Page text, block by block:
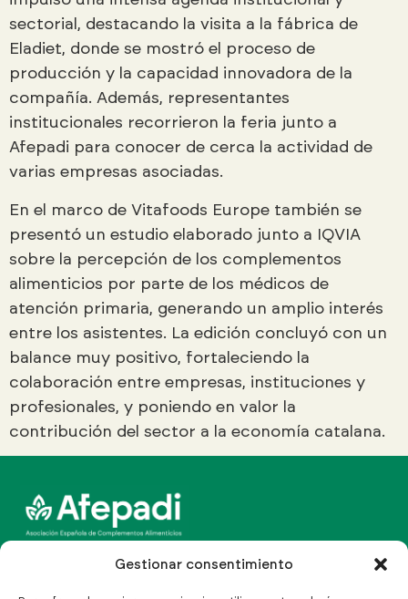
Gestionar consentimiento
sectorial, destacando la visita a la fábrica de
Eladiet, donde se mostró el proceso de
producción y la capacidad innovadora de la
compañía. Además, representantes
institucionales recorrieron la feria junto a
Afepadi para conocer de cerca la actividad de
varias empresas asociadas.
En el marco de Vitafoods Europe también se
presentó un estudio elaborado junto a IQVIA
sobre la percepción de los complementos
alimenticios por parte de los médicos de
atención primaria, generando un amplio interés
entre los asistentes. La edición concluyó con un
balance muy positivo, fortaleciendo la
colaboración entre empresas, instituciones y
profesionales, y poniendo en valor la
contribución del sector a la economía catalana.